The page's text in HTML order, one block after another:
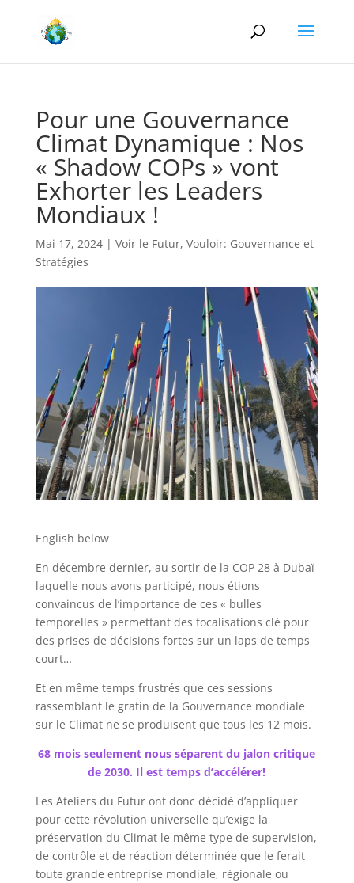
Pour une Gouvernance
Climat Dynamique : Nos
« Shadow COPs » vont
Exhorter les Leaders
Mondiaux !
Mai 17, 2024| Voir le Futur, Vouloir: Gouvernance et
Stratégies
English below
En décembre dernier, au sortir de la COP 28 à Dubaï
laquelle nous avons participé, nous étions
convaincus de l’importance de ces « bulles
temporelles » permettant des focalisations clé pour
des prises de décisions fortes sur un laps de temps
court…
Et en même temps frustrés que ces sessions
rassemblant le gratin de la Gouvernance mondiale
sur le Climat ne se produisent que tous les 12 mois.
68 mois seulement nous séparent du jalon critique
de 2030. Il est temps d’accélérer!
Les Ateliers du Futur ont donc décidé d’appliquer
pour cette révolution universelle qu’exige la
préservation du Climat le même type de supervision,
de contrôle et de réaction déterminée que le ferait
toute grande entreprise mondiale, régionale ou